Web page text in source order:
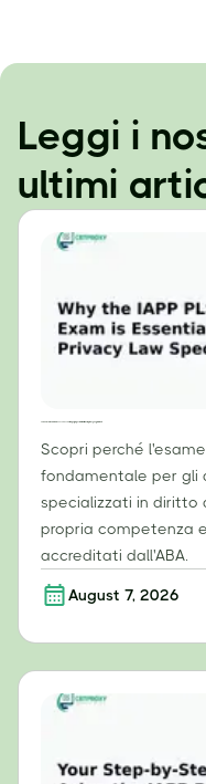
Leggi i
ultimi
Scopri perché
fondamentale per gli
specializzati in diritto
propria competenza
accreditati dall'ABA.
August 7, 2026